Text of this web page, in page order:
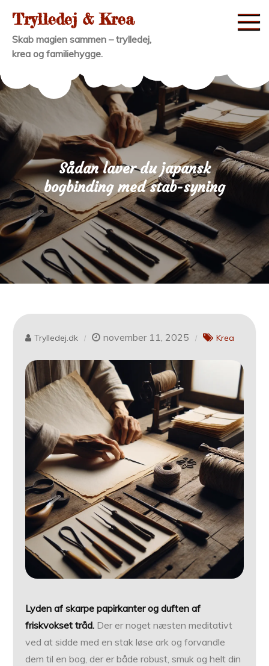
content
Trylledej & Krea
Skab magien sammen – trylledej,
krea og familiehygge.
Sådan laver du japansk
bogbinding med stab-syning
Trylledej.dk november 11, 2025 Krea
Lyden af skarpe papirkanter og duften af
friskvokset tråd. Der er noget næsten meditativt
ved at sidde med en stak løse ark og forvandle
dem til en bog, der er både robust, smuk og helt din